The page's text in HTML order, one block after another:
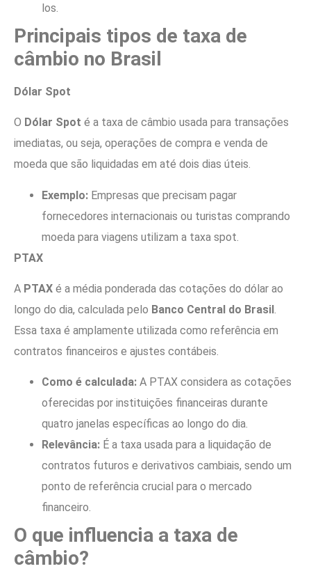
los.
Principais tipos de taxa de
câmbio no Brasil
Dólar Spot
O Dólar Spot é a taxa de câmbio usada para transações
imediatas, ou seja, operações de compra e venda de
moeda que são liquidadas em até dois dias úteis.
Exemplo: Empresas que precisam pagar
fornecedores internacionais ou turistas comprando
moeda para viagens utilizam a taxa spot.
PTAX
A PTAX é a média ponderada das cotações do dólar ao
longo do dia, calculada pelo Banco Central do Brasil.
Essa taxa é amplamente utilizada como referência em
contratos financeiros e ajustes contábeis.
Como é calculada: A PTAX considera as cotações
oferecidas por instituições financeiras durante
quatro janelas específicas ao longo do dia.
Relevância: É a taxa usada para a liquidação de
contratos futuros e derivativos cambiais, sendo um
ponto de referência crucial para o mercado
financeiro.
O que influencia a taxa de
câmbio?